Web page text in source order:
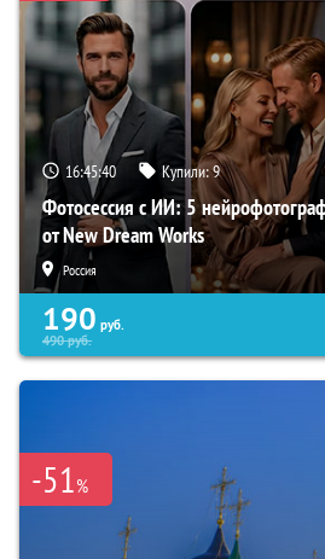
16:45:39 Купили:9
Фотосессия с ИИ: 5
от New Dream Works
Россия
190 руб.
490руб.
-51%